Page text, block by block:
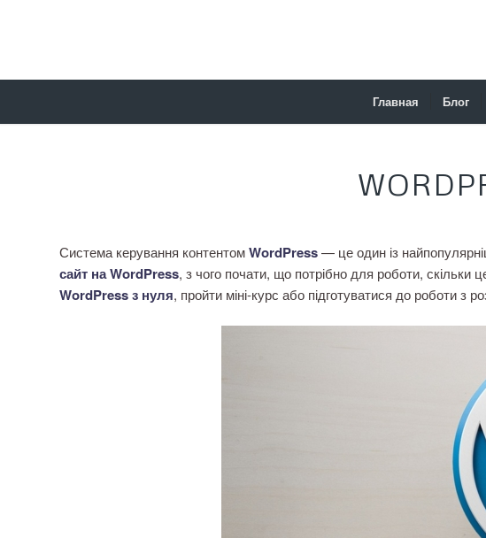
Главная Блог
Система керування контентомWordPress— це один із
сайт на WordPress, з чого почати, що потрібно для роботи,
WordPress з нуля, пройти міні-курс або підготуватися до роботи з